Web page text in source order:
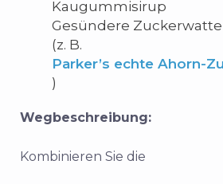
Kaugummisirup
Gesündere
(z. B.
Parker’s echte Ahorn-
)
Wegbeschreibung:
Kombinieren Sie die